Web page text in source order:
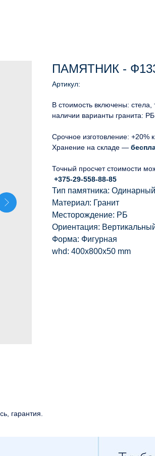
ПАМЯТНИК -
Артикул:
В стоимость включены:
наличии варианты гранита:
Срочное изготовление: +20%
Хранение на складе —
Точный просчет стоимости
+375-29-558-88-85
Тип памятника: Одинарный
Материал: Гранит
Месторождение: РБ
Ориентация:
Форма: Фигурная
whd: 400x800x50 mm
гарантия.